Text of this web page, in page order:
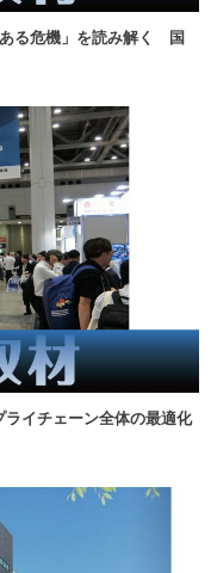
ある危機」を読み解く 国
ライチェーン全体の最適化